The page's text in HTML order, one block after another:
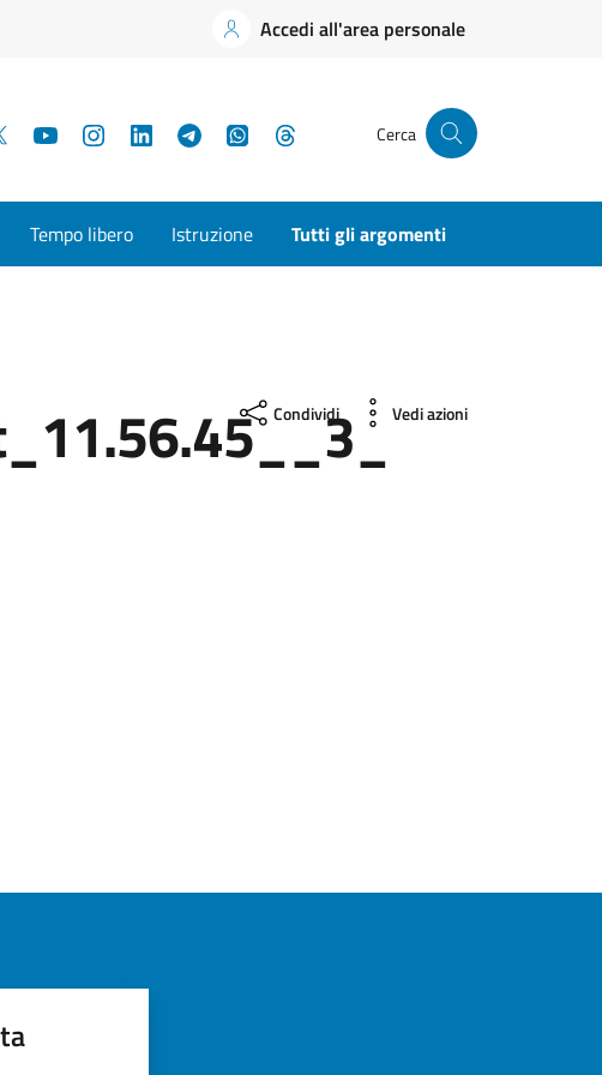
Accedi all'area personale
YouTubeInstagramLinkedInTelegramWhatsApp Cerca
Tempo libero Istruzione Tutti gli argomenti
Condividi Vedi azioni